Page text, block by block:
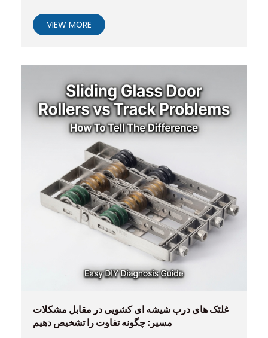
VIEW MORE
غلتک های درب شیشه ای کشویی در مقابل مشکلات
مسیر: چگونه تفاوت را تشخیص دهیم